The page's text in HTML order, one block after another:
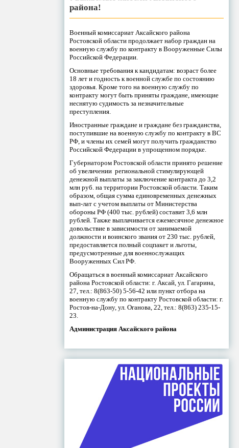
района!
Военный комиссариат Аксайского района
Ростовской области продолжает набор граждан на
военную службу по контракту в Вооруженные Силы
Российской Федерации.
Основные требования к кандидатам: возраст более
18 лет и годность к военной службе по состоянию
здоровья. Кроме того на военную службу по
контракту могут быть приняты граждане, имеющие
неснятую судимость за незначительные
преступления.
Иностранные граждане и граждане без гражданства,
поступившие на военную службу по контракту в ВС
РФ, и члены их семей могут получить гражданство
Российской Федерации в упрощенном порядке.
Губернатором Ростовской области принято решение
об увеличении региональной стимулирующей
денежной выплаты за заключение контракта до 3,2
млн руб. на территории Ростовской области. Таким
образом, общая сумма единовременных денежных
вып-лат с учетом выплаты от Министерства
обороны РФ (400 тыс. рублей) составит 3,6 млн
рублей. Также выплачивается ежемесячное денежное
довольствие в зависимости от занимаемой
должности и воинского звания от 230 тыс. рублей,
предоставляется полный соцпакет и льготы,
предусмотренные для военнослужащих
Вооруженных Сил РФ.
Обращаться в военный комиссариат Аксайского
района Ростовской области: г. Аксай, ул. Гагарина,
27, тел.: 8(863-50) 5-56-42 или пункт отбора на
военную службу по контракту Ростовской области: г.
Ростов-на-Дону, ул. Оганова, 22, тел.: 8(863) 235-15-
23.
Администрация Аксайского района